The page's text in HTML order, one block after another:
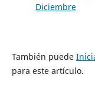
Diciembre
También puede
para este artículo.